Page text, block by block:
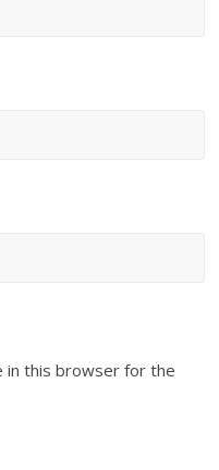
in this browser for the